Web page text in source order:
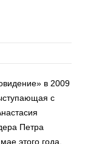
в 2009
с
Петра
этого года.